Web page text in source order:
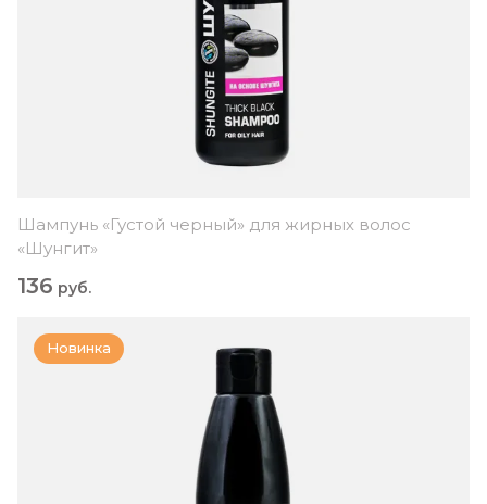
Шампунь «Густой черный» для жирных волос
«Шунгит»
136 руб.
Новинка